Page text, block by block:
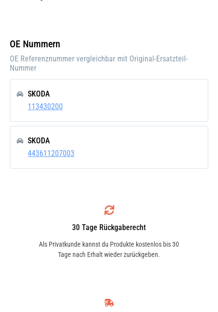
Pfand:
OE Nummern
OE Referenznummer vergleichbar mit Original-Ersatzteil-
Nummer
SKODA
113430200
SKODA
443611207003
30 Tage Rückgaberecht
Als Privatkunde kannst du Produkte kostenlos bis 30
Tage nach Erhalt wieder zurückgeben.